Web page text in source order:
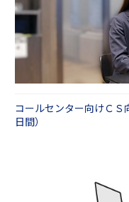
コールセンター向けＣＳ
日間）